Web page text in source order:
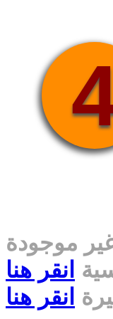
انقر هنا
انقر هنا